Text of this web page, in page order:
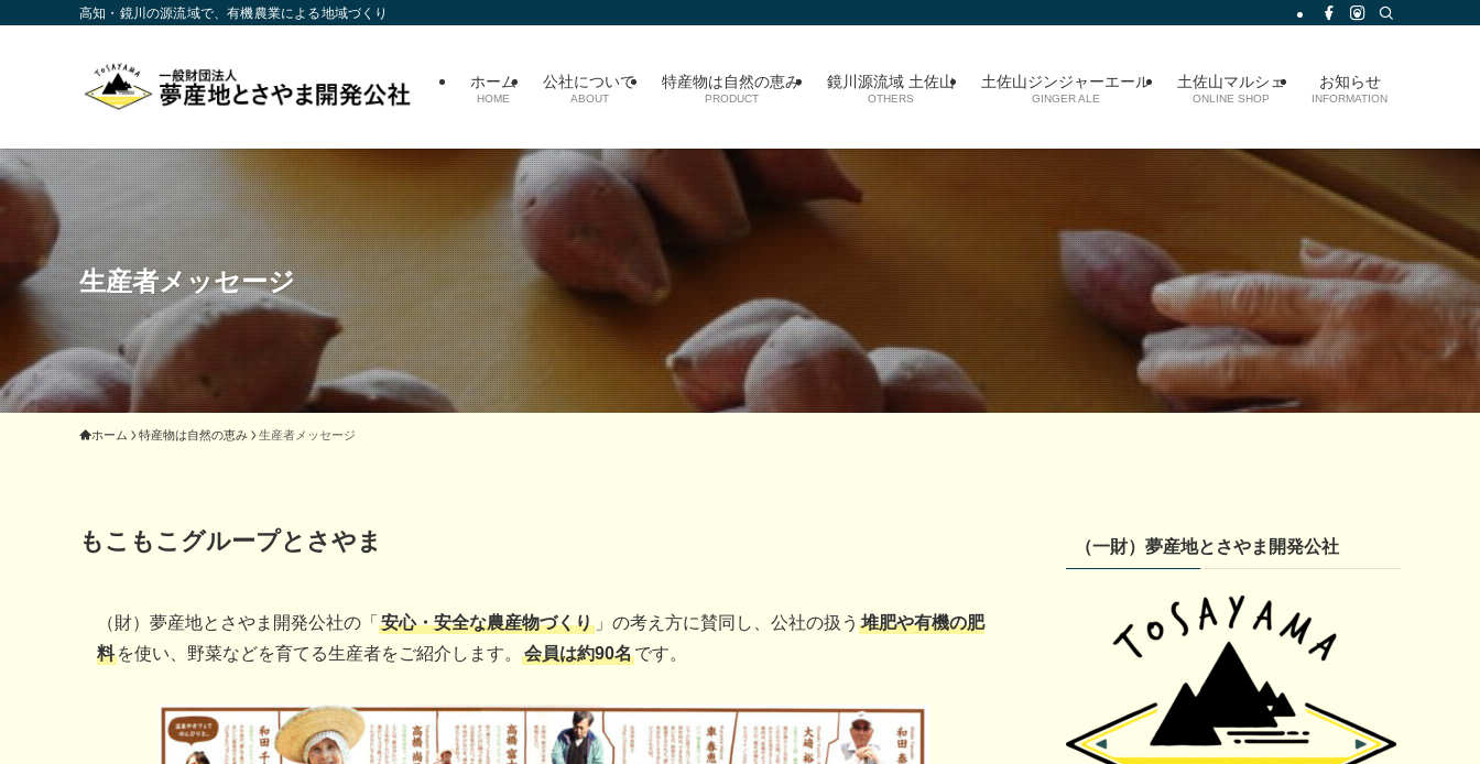
高知・鏡川の源流域で、有機農業による地域づくり
ホーム
HOME
公社について
ABOUT
特産物は自然の恵み
PRODUCT
鏡川源流域 土佐山
OTHERS
土佐山ジンジャーエール
GINGER ALE
土佐山マルシェ
ONLINE SHOP
お知らせ
INFORMATION
生産者メッセージ
ホーム 特産物は自然の恵み 生産者メッセージ
もこもこグループとさやま
（財）夢産地とさやま開発公社の「 安心・安全な農産物づくり 」の考え方に賛同し、公社の扱う 堆肥や有機の肥
料 を使い、野菜などを育てる生産者をご紹介します。 会員は約90名です。
（一財）夢産地とさやま開発公社